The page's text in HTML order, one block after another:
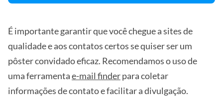
É importante garantir que você chegue a sites de
qualidade e aos contatos certos se quiser ser um
pôster convidado eficaz. Recomendamos o uso de
uma ferramentae-mail finderpara coletar
informações de contato e facilitar a divulgação.